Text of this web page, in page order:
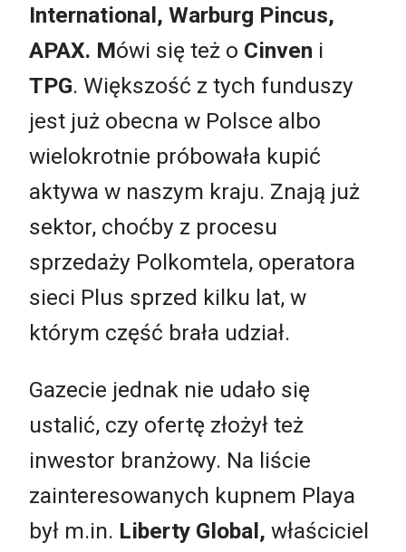
International, Warburg Pincus,
APAX. Mówi się też o Cinven i
TPG. Większość z tych funduszy
jest już obecna w Polsce albo
wielokrotnie próbowała kupić
aktywa w naszym kraju. Znają już
sektor, choćby z procesu
sprzedaży Polkomtela, operatora
sieci Plus sprzed kilku lat, w
którym część brała udział.
Gazecie jednak nie udało się
ustalić, czy ofertę złożył też
inwestor branżowy. Na liście
zainteresowanych kupnem Playa
był m.in. Liberty Global, właściciel